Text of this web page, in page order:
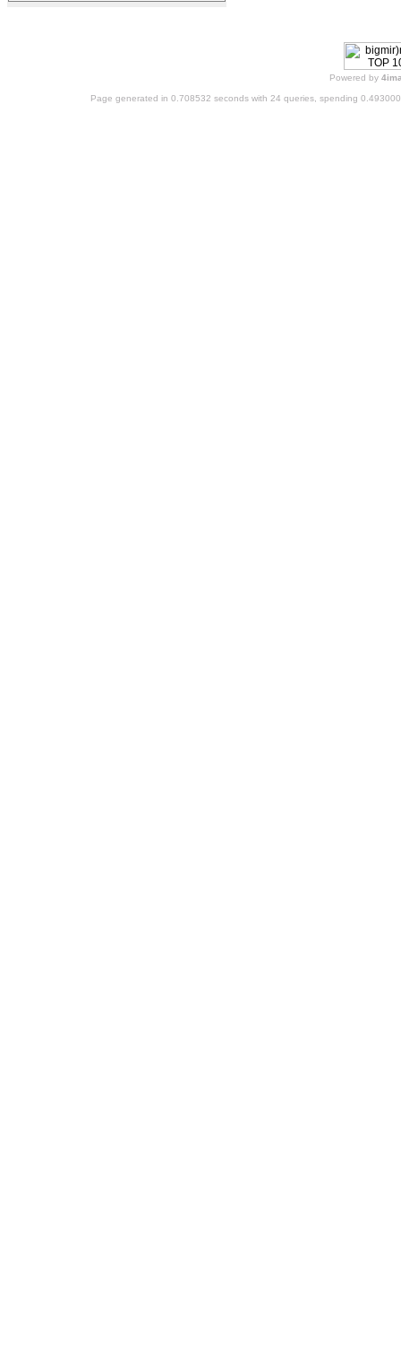
Powered by
Page generated in 0.708532 seconds with 24 queries, spending